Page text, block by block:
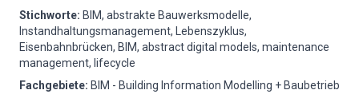
Stichworte: BIM, abstrakte Bauwerksmodelle,
Instandhaltungsmanagement, Lebenszyklus,
Eisenbahnbrücken, BIM, abstract digital models, maintenance
management, lifecycle
Fachgebiete: BIM - Building Information Modelling + Baubetrieb